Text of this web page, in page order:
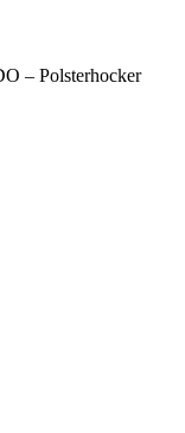
– Polsterhocker